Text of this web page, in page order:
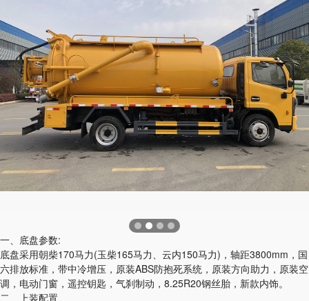
一、底盘参数:
底盘采用朝柴170马力(玉柴165马力、云内150马力)，轴距3800mm，国
六排放标准，带中冷增压，原装ABS防抱死系统，原装方向助力，原装空
调，电动门窗，遥控钥匙，气刹制动，8.25R20钢丝胎，新款内饰。
二、上装配置